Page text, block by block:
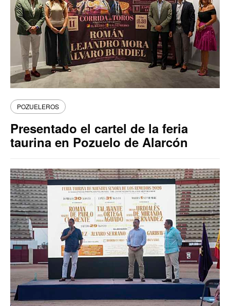
POZUELEROS
Presentado el cartel de la feria
taurina en Pozuelo de Alarcón